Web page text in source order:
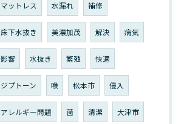
マットレス 水漏れ 補修
床下水抜き 美濃加茂 解決 病気
影響 水抜き 繁殖 快適
ジプトーン 喉 松本市 侵入
アレルギー問題 菌 清潔 大津市